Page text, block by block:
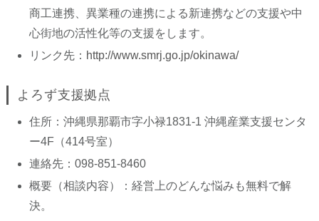
商工連携、異業種の連携による新連携などの支援や中
心街地の活性化等の支援をします。
リンク先： http://www.smrj.go.jp/okinawa/
よろず支援拠点
住所：沖縄県那覇市字小禄1831-1 沖縄産業支援センタ
ー4F（414号室）
連絡先：098-851-8460
概要（相談内容）：経営上のどんな悩みも無料で解
決。